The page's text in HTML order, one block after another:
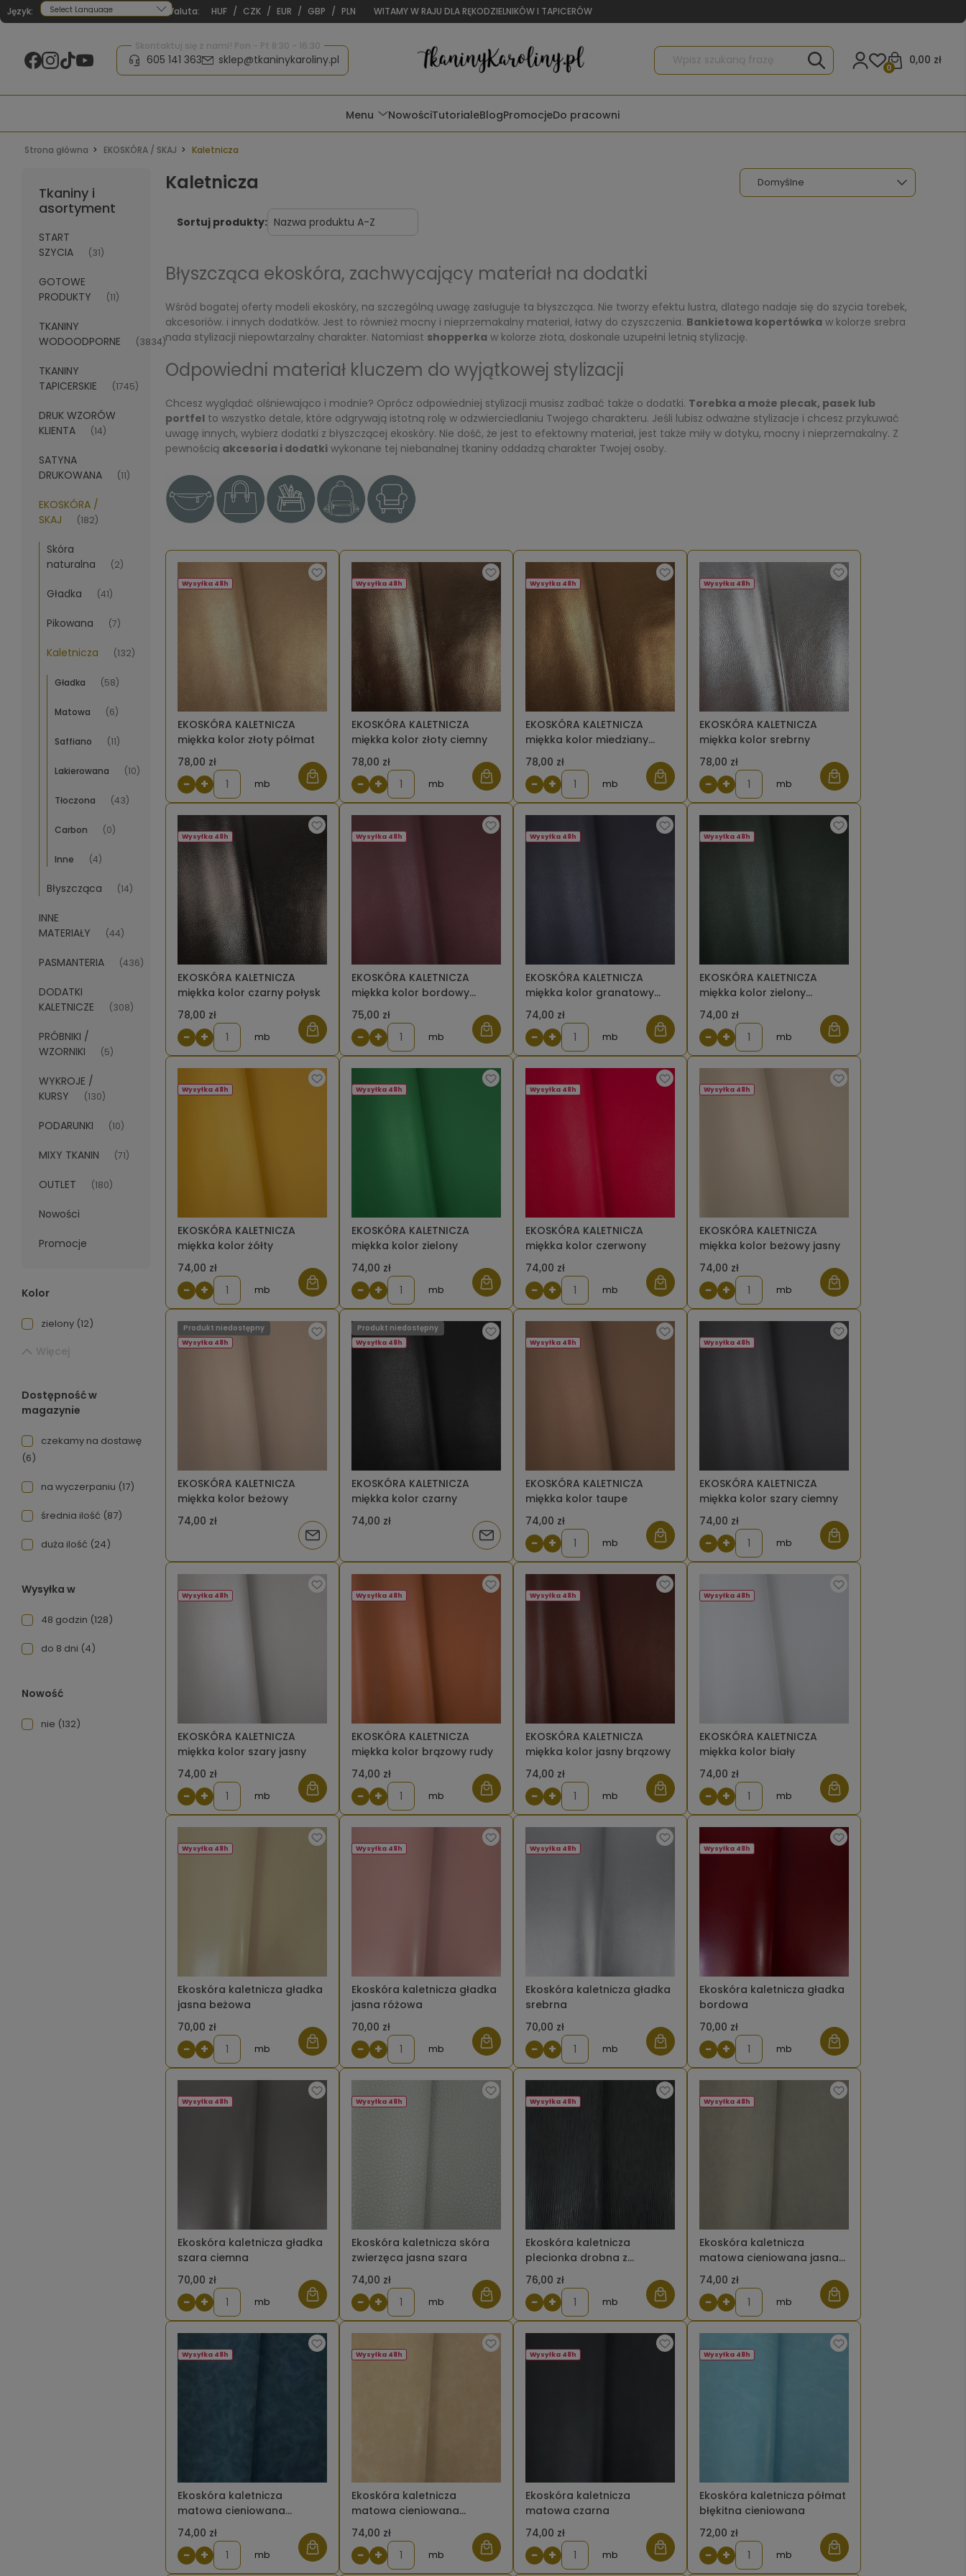
Język:
Powered by
Waluta: HUF / CZK / EUR / GBP / PLN WITAMY W RAJU DLA RĘKODZIELNIKÓW I TAPICERÓW
Skontaktuj się z nami! Pon - Pt 8:30 - 16:30
605 141 363 sklep@tkaninykaroliny.pl 0,00 zł
0
Menu NowościTutorialeBlogPromocjeDo pracowni
Strona główna EKOSKÓRA / SKAJ Kaletnicza
Tkaniny i
asortyment
START
SZYCIA
(31)
GOTOWE
PRODUKTY
(11)
TKANINY
WODOODPORNE
(3834)
TKANINY
TAPICERSKIE
(1745)
DRUK WZORÓW
KLIENTA
(14)
SATYNA
DRUKOWANA
(11)
EKOSKÓRA /
SKAJ
(182)
Skóra
naturalna
(2)
Gładka (41)
Pikowana (7)
Kaletnicza (132)
Gładka (58)
Matowa (6)
Saffiano (11)
Lakierowana (10)
Tłoczona (43)
Carbon (0)
Inne (4)
Błyszcząca (14)
INNE
MATERIAŁY
(44)
PASMANTERIA (436)
DODATKI
KALETNICZE
(308)
PRÓBNIKI /
WZORNIKI
(5)
WYKROJE /
KURSY
(130)
PODARUNKI (10)
MIXY TKANIN (71)
OUTLET (180)
Nowości
Promocje
Kolor
zielony (12)
Więcej
Dostępność w
magazynie
czekamy na dostawę
(6)
na wyczerpaniu (17)
średnia ilość (87)
duża ilość (24)
Wysyłka w
48 godzin (128)
do 8 dni (4)
Nowość
nie (132)
Kaletnicza
Sortuj produkty:
Błyszcząca ekoskóra, zachwycający materiał na dodatki
Wśród bogatej oferty modeli ekoskóry, na szczególną uwagę zasługuje ta błyszcząca. Nie tworzy efektu lustra, dlatego nadaje się do szycia torebek,
akcesoriów. i innych dodatków. Jest to również mocny i nieprzemakalny materiał, łatwy do czyszczenia. Bankietowa kopertówkaw kolorze srebra
nada stylizacji niepowtarzalny charakter. Natomiast shopperkaw kolorze złota, doskonale uzupełni letnią stylizację.
Odpowiedni materiał kluczem do wyjątkowej stylizacji
Chcesz wyglądać olśniewająco i modnie? Oprócz odpowiedniej stylizacji musisz zadbać także o dodatki. Torebka a może plecak, pasek lub
portfelto wszystko detale, które odgrywają istotną rolę w odzwierciedlaniu Twojego charakteru. Jeśli lubisz odważne stylizacje i chcesz przykuwać
uwagę innych, wybierz dodatki z błyszczącej ekoskóry. Nie dość, że jest to efektowny materiał, jest także miły w dotyku, mocny i nieprzemakalny. Z
pewnością akcesoria i dodatkiwykonane tej niebanalnej tkaniny oddadzą charakter Twojej osoby.
EKOSKÓRA KALETNICZA
miękka kolor złoty półmat
78,00 zł
Wysyłka 48h
− + mb
EKOSKÓRA KALETNICZA
miękka kolor złoty ciemny
78,00 zł
Wysyłka 48h
− + mb
EKOSKÓRA KALETNICZA
miękka kolor miedziany
połysk
78,00 zł
Wysyłka 48h
− + mb
EKOSKÓRA KALETNICZA
miękka kolor srebrny
78,00 zł
Wysyłka 48h
− + mb
EKOSKÓRA KALETNICZA
miękka kolor czarny połysk
78,00 zł
Wysyłka 48h
− + mb
EKOSKÓRA KALETNICZA
miękka kolor bordowy
ciemny
75,00 zł
Wysyłka 48h
− + mb
EKOSKÓRA KALETNICZA
miękka kolor granatowy
ciemny
74,00 zł
Wysyłka 48h
− + mb
EKOSKÓRA KALETNICZA
miękka kolor zielony
butelkowy ciemny
74,00 zł
Wysyłka 48h
− + mb
EKOSKÓRA KALETNICZA
miękka kolor żółty
74,00 zł
Wysyłka 48h
− + mb
EKOSKÓRA KALETNICZA
miękka kolor zielony
74,00 zł
Wysyłka 48h
− + mb
EKOSKÓRA KALETNICZA
miękka kolor czerwony
74,00 zł
Wysyłka 48h
− + mb
EKOSKÓRA KALETNICZA
miękka kolor beżowy jasny
74,00 zł
Wysyłka 48h
− + mb
EKOSKÓRA KALETNICZA
miękka kolor beżowy
74,00 zł
Wysyłka 48h
Produkt niedostępny
Powiadom
o
dostępności
EKOSKÓRA KALETNICZA
miękka kolor czarny
74,00 zł
Wysyłka 48h
Produkt niedostępny
Powiadom
o
dostępności
EKOSKÓRA KALETNICZA
miękka kolor taupe
74,00 zł
Wysyłka 48h
− + mb
EKOSKÓRA KALETNICZA
miękka kolor szary ciemny
74,00 zł
Wysyłka 48h
− + mb
EKOSKÓRA KALETNICZA
miękka kolor szary jasny
74,00 zł
Wysyłka 48h
− + mb
EKOSKÓRA KALETNICZA
miękka kolor brązowy rudy
74,00 zł
Wysyłka 48h
− + mb
EKOSKÓRA KALETNICZA
miękka kolor jasny brązowy
74,00 zł
Wysyłka 48h
− + mb
EKOSKÓRA KALETNICZA
miękka kolor biały
74,00 zł
Wysyłka 48h
− + mb
Ekoskóra kaletnicza gładka
jasna beżowa
70,00 zł
Wysyłka 48h
− + mb
Ekoskóra kaletnicza gładka
jasna różowa
70,00 zł
Wysyłka 48h
− + mb
Ekoskóra kaletnicza gładka
srebrna
70,00 zł
Wysyłka 48h
− + mb
Ekoskóra kaletnicza gładka
bordowa
70,00 zł
Wysyłka 48h
− + mb
Ekoskóra kaletnicza gładka
szara ciemna
70,00 zł
Wysyłka 48h
− + mb
Ekoskóra kaletnicza skóra
zwierzęca jasna szara
74,00 zł
Wysyłka 48h
− + mb
Ekoskóra kaletnicza
plecionka drobna z
połyskiem czarna
76,00 zł
Wysyłka 48h
− + mb
Ekoskóra kaletnicza
matowa cieniowana jasna
szara
74,00 zł
Wysyłka 48h
− + mb
Ekoskóra kaletnicza
matowa cieniowana
granatowa
74,00 zł
Wysyłka 48h
− + mb
Ekoskóra kaletnicza
matowa cieniowana
beżowa
74,00 zł
Wysyłka 48h
− + mb
Ekoskóra kaletnicza
matowa czarna
74,00 zł
Wysyłka 48h
− + mb
Ekoskóra kaletnicza półmat
błękitna cieniowana
72,00 zł
Wysyłka 48h
− + mb